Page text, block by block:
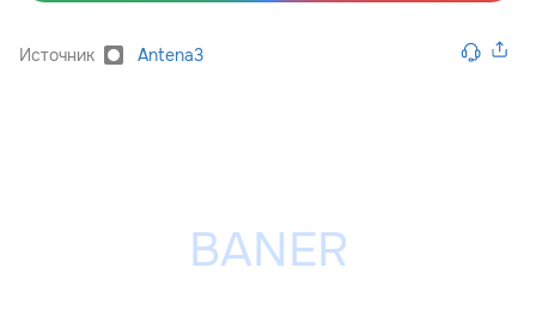
Источник Antena3